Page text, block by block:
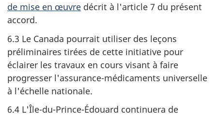
de mise en œuvre décrit à l'article 7 du présent
accord.
6.3 Le Canada pourrait utiliser des leçons
préliminaires tirées de cette initiative pour
éclairer les travaux en cours visant à faire
progresser l'assurance-médicaments universelle
à l'échelle nationale.
6.4 L'Île-du-Prince-Édouard continuera de